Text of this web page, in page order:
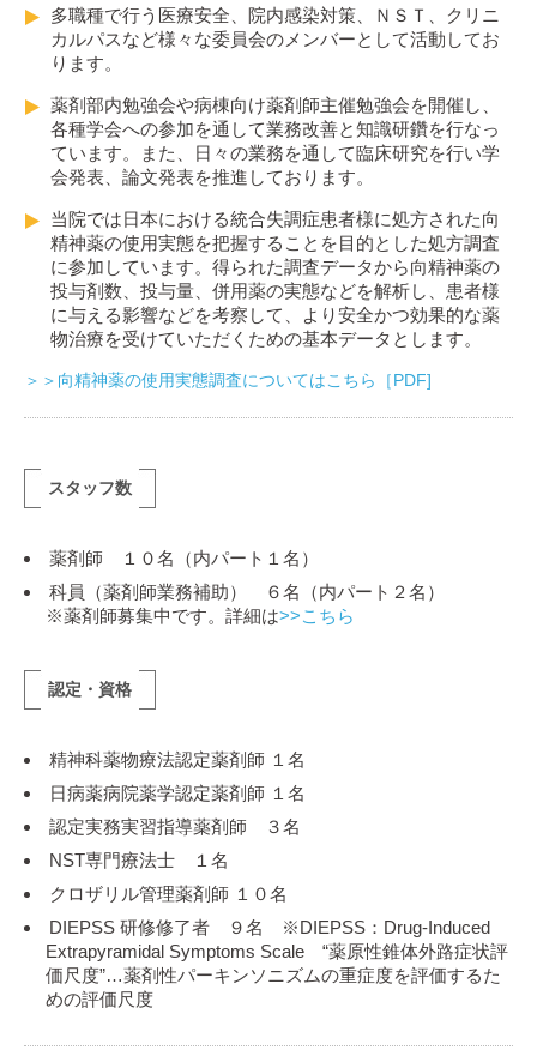
多職種で行う医療安全、院内感染対策、ＮＳＴ、クリニ
カルパスなど様々な委員会のメンバーとして活動してお
ります。
薬剤部内勉強会や病棟向け薬剤師主催勉強会を開催し、
各種学会への参加を通して業務改善と知識研鑽を行なっ
ています。また、日々の業務を通して臨床研究を行い学
会発表、論文発表を推進しております。
当院では日本における統合失調症患者様に処方された向
精神薬の使用実態を把握することを目的とした処方調査
に参加しています。得られた調査データから向精神薬の
投与剤数、投与量、併用薬の実態などを解析し、患者様
に与える影響などを考察して、より安全かつ効果的な薬
物治療を受けていただくための基本データとします。
＞＞向精神薬の使用実態調査についてはこちら［PDF]
スタッフ数
薬剤師 １０名（内パート１名）
科員（薬剤師業務補助） ６名（内パート２名）
※薬剤師募集中です。詳細は>>こちら
認定・資格
精神科薬物療法認定薬剤師 １名
日病薬病院薬学認定薬剤師 １名
認定実務実習指導薬剤師 ３名
NST専門療法士 １名
クロザリル管理薬剤師 １０名
DIEPSS 研修修了者 ９名 ※DIEPSS：Drug-Induced
Extrapyramidal Symptoms Scale “薬原性錐体外路症状評
価尺度”…薬剤性パーキンソニズムの重症度を評価するた
めの評価尺度